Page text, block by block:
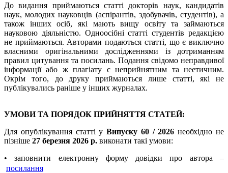
До видання приймаються статті докторів наук, кандидатів
наук, молодих науковців (аспірантів, здобувачів, студентів), а
також інших осіб, які мають вищу освіту та займаються
науковою діяльністю. Одноосібні статті студентів редакцією
не приймаються. Авторами подаються статті, що є виключно
власними оригінальними дослідженнями із дотриманням
правил цитування та посилань. Подання cвідомо неправдивої
інформації або ж плагіату є неприйнятним та неетичним.
Окрім того, до друку приймаються лише статті, які не
публікувались раніше у інших журналах.
УМОВИ ТА ПОРЯДОК ПРИЙНЯТТЯ СТАТЕЙ:
Для опублікування статті уВипуску 60 / 2026 необхідно не
пізніше 27 березня 2026 р. виконати такі умови:
• заповнити електронну форму довідки про автора –
посилання